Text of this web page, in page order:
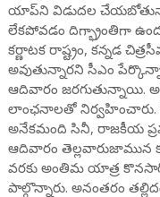
యాప్‌ని విడుదల
లేకపోవడం దిగ్భ్రాంతిగా
కర్ణాటక రాష్ట్రం, కన్నడ
అవుతున్నారని సీఎం
ఆదివారం జరగుతున్నాయి.
లాంఛనాలతో నిర్వహించారు.
అనేకమంది సినీ, రాజకీయ
ఆదివారం తెల్లవారుజామున
వరకు అంతిమ యాత్ర
పాల్గొన్నారు. అనంతరం